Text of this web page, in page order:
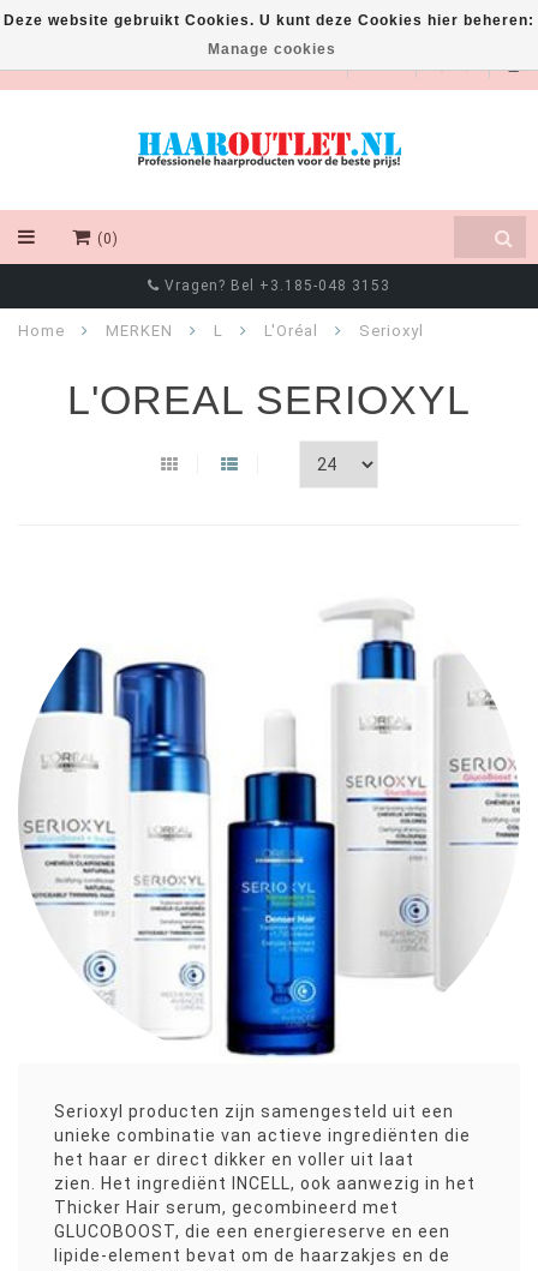
EUR
(0)
Vragen? Bel +3.185-048 3153
Home MERKEN L L'Oréal Serioxyl
L'OREAL SERIOXYL
Serioxyl producten zijn samengesteld uit een
unieke combinatie van actieve ingrediënten die
het haar er direct dikker en voller uit laat
zien.
Het ingrediënt INCELL, ook aanwezig in het
Thicker Hair serum, gecombineerd met
GLUCOBOOST, die een energiereserve en een
lipide-element bevat om de haarzakjes en de
Deze website gebruikt Cookies. U kunt deze Cookies hier beheren:
Manage cookies